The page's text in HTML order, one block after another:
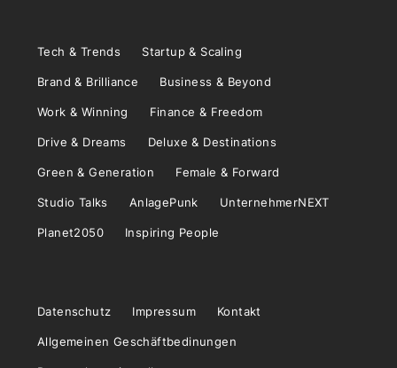
Tech & Trends Startup & Scaling
Brand & Brilliance Business & Beyond
Work & Winning Finance & Freedom
Drive & Dreams Deluxe & Destinations
Green & Generation Female & Forward
Studio Talks AnlagePunk UnternehmerNEXT
Planet2050 Inspiring People
Datenschutz Impressum Kontakt
Allgemeinen Geschäftbedinungen